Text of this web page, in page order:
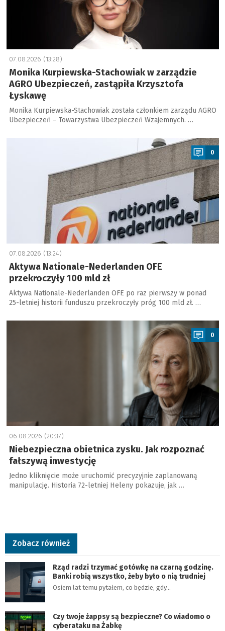
07.08.2026 (13:28)
Monika Kurpiewska-Stachowiak w zarządzie
AGRO Ubezpieczeń, zastąpiła Krzysztofa
Łyskawę
Monika Kurpiewska-Stachowiak została członkiem zarządu AGRO
Ubezpieczeń – Towarzystwa Ubezpieczeń Wzajemnych. …
0
07.08.2026 (13:24)
Aktywa Nationale-Nederlanden OFE
przekroczyły 100 mld zł
Aktywa Nationale-Nederlanden OFE po raz pierwszy w ponad
25-letniej historii funduszu przekroczyły próg 100 mld zł. …
a
0
06.08.2026 (20:37)
Niebezpieczna obietnica zysku. Jak rozpoznać
fałszywą inwestycję
Jedno kliknięcie może uruchomić precyzyjnie zaplanowaną
manipulację. Historia 72-letniej Heleny pokazuje, jak …
Zobacz również
Rząd radzi trzymać gotówkę na czarną godzinę.
Banki robią wszystko, żeby było o nią trudniej
Osiem lat temu pytałem, co będzie, gdy…
Czy twoje żappsy są bezpieczne? Co wiadomo o
cyberataku na Żabkę